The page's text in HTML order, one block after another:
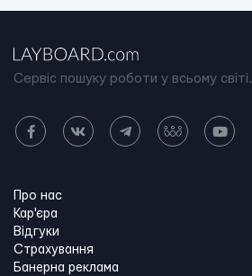
Сервіс пошуку роботи у всьому світі.
Про нас
Кар'єра
Відгуки
Страхування
Банерна реклама